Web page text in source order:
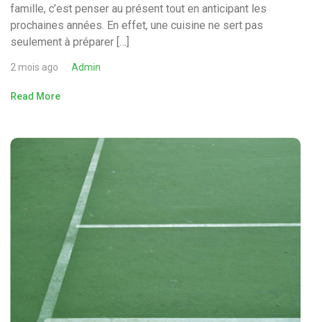
famille, c’est penser au présent tout en anticipant les
prochaines années. En effet, une cuisine ne sert pas
seulement à préparer […]
2 mois ago Admin
Read More